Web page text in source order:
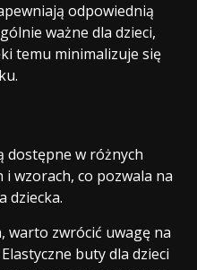
odpowiednią
ważne dla dzieci,
temu minimalizuje się
dostępne w różnych
wzorach, co pozwala na
dziecka.
warto zwrócić uwagę na
buty dla dzieci